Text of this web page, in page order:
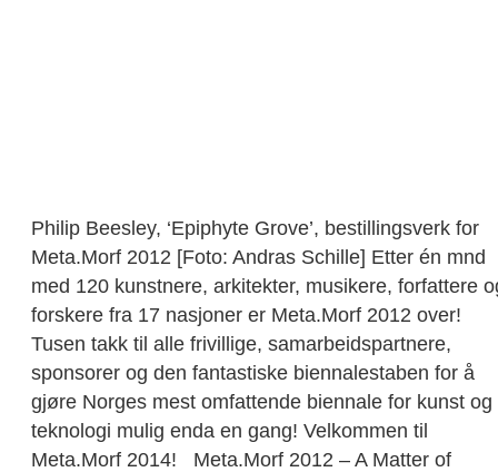
Philip Beesley, ‘Epiphyte Grove’, bestillingsverk for
Meta.Morf 2012 [Foto: Andras Schille] Etter én mnd
med 120 kunstnere, arkitekter, musikere, forfattere
forskere fra 17 nasjoner er Meta.Morf 2012 over!
Tusen takk til alle frivillige, samarbeidspartnere,
sponsorer og den fantastiske biennalestaben for å
gjøre Norges mest omfattende biennale for kunst og
teknologi mulig enda en gang! Velkommen til
Meta.Morf 2014! Meta.Morf 2012 – A Matter of